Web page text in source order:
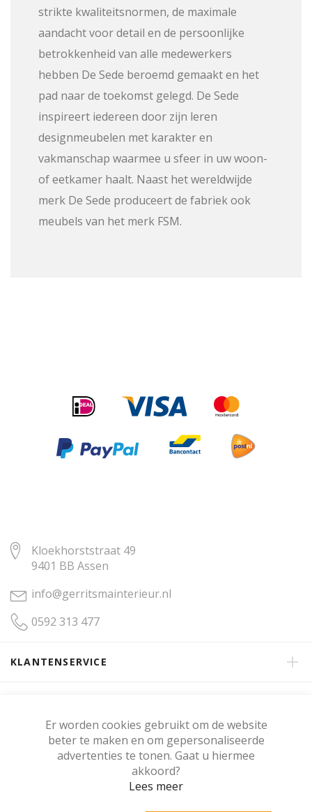
Er worden cookies gebruikt om de website
beter te maken en om gepersonaliseerde
advertenties te tonen. Gaat u hiermee
akkoord?
Lees meer
strikte kwaliteitsnormen, de maximale
aandacht voor detail en de persoonlijke
betrokkenheid van alle medewerkers
hebben De Sede beroemd gemaakt en het
pad naar de toekomst gelegd. De Sede
inspireert iedereen door zijn leren
designmeubelen met karakter en
vakmanschap waarmee u sfeer in uw woon-
of eetkamer haalt. Naast het wereldwijde
merk De Sede produceert de fabriek ook
meubels van het merk FSM.
Kloekhorststraat 49
9401 BB Assen
info@gerritsmainterieur.nl
0592 313 477
KLANTENSERVICE
KLANTENBEOORDELING